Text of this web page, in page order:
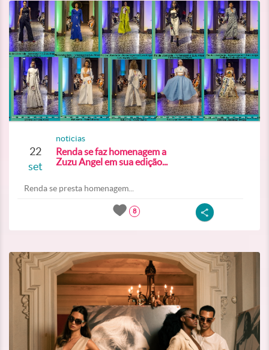
22
set
noticias
Renda se faz homenagem a
Zuzu Angel em sua edição...
Renda se presta homenagem...
8